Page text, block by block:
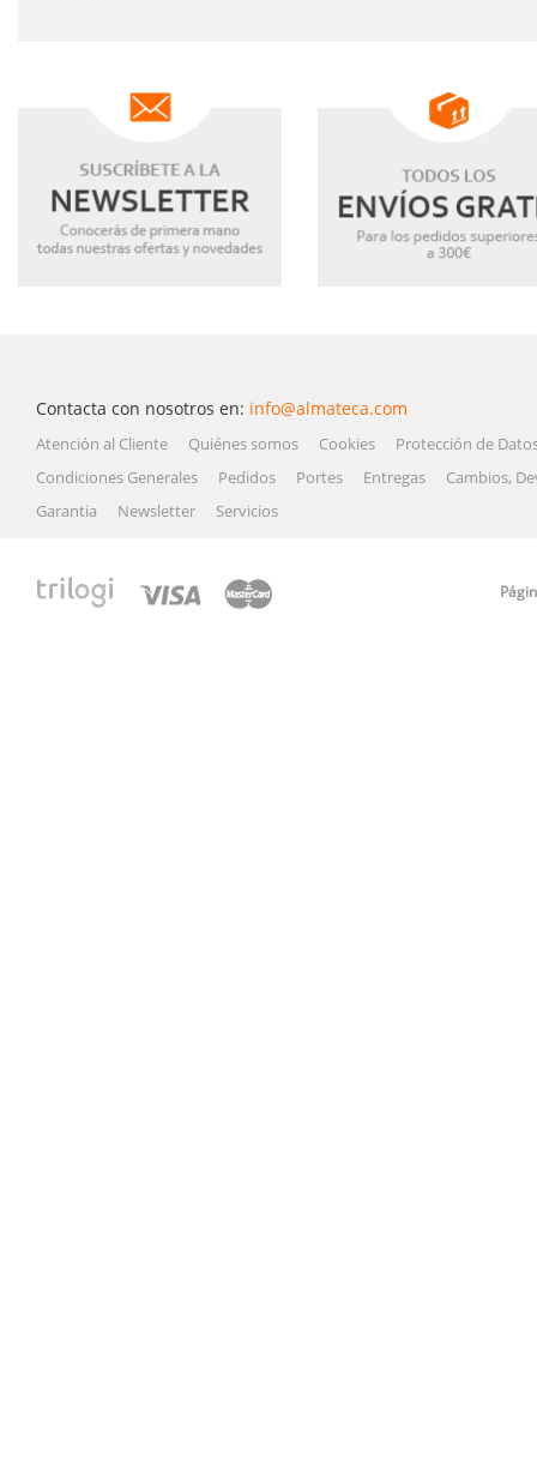
Contacta con nosotros en: info@almateca.com
Atención al Cliente Quiénes somos Cookies
Protección de
Condiciones Generales
Pedidos Portes Entregas
Cambios,
Garantia
Newsletter Servicios